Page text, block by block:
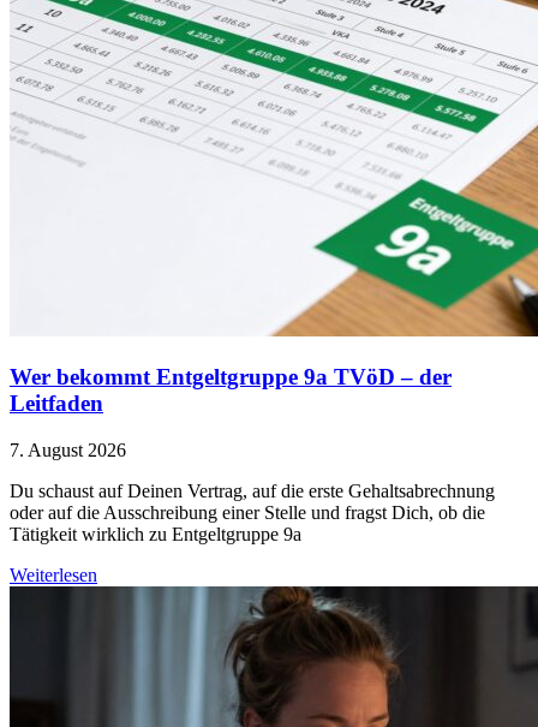
Wer bekommt Entgeltgruppe 9a TVöD – der
Leitfaden
7. August 2026
Du schaust auf Deinen Vertrag, auf die erste Gehaltsabrechnung
oder auf die Ausschreibung einer Stelle und fragst Dich, ob die
Tätigkeit wirklich zu Entgeltgruppe 9a
Weiterlesen